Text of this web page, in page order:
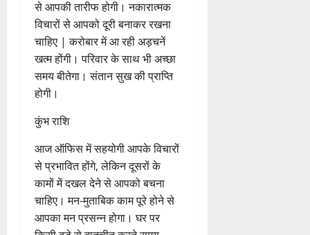
आपकी सेहत में कुछ उतार-चढ़ाव बना
रहेगा। आज उधार लेन-देन से आपको
बचना चाहिए। अगर आप जीवनसाथी
के साथ अपने रिश्तों में संतुलन बनाकर
चलेंगे, तो आपके रिश्ते मजबूत होंगे।
आज किसी जरूरी काम में सफल होने
से आपकी तारीफ होगी। नकारात्मक
विचारों से आपको दूरी बनाकर रखना
चाहिए | करोबार में आ रही अड़चनें
खत्म होंगी। परिवार के साथ भी अच्छा
समय बीतेगा। संतान सुख की प्राप्ति
होगी।
कुंभ राशि